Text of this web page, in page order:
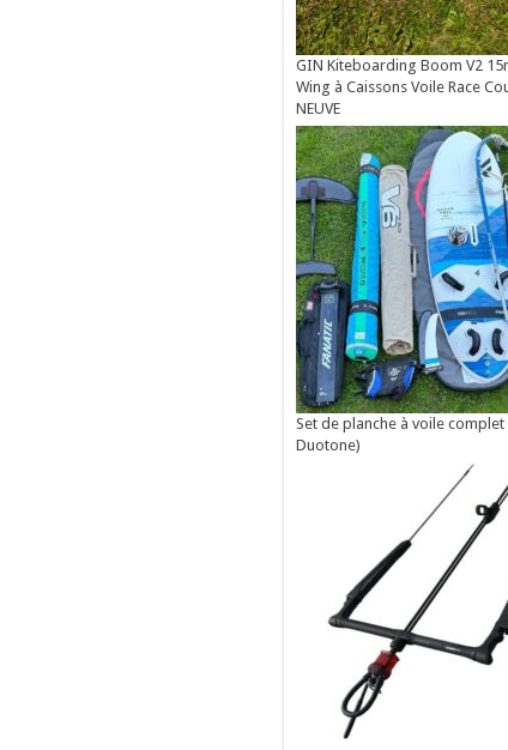
GIN Kiteboarding Boom V2
Wing à Caissons Voile Race
NEUVE
Set de planche à voile
Duotone)